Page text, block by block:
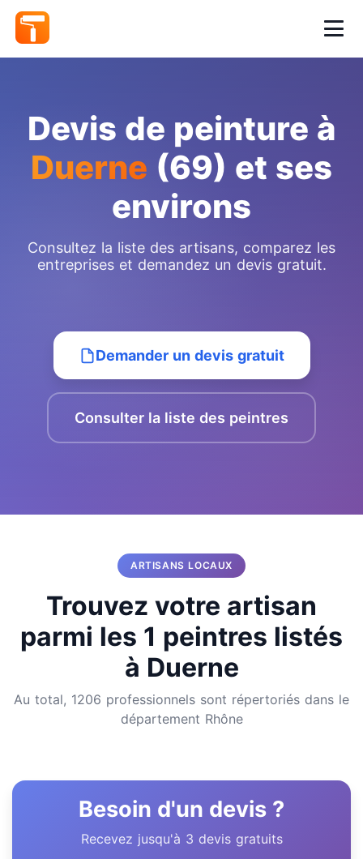
Devis de peinture à
Duerne (69) et ses
environs
Consultez la liste des artisans, comparez les
entreprises et demandez un devis gratuit.
Demander un devis gratuit
Consulter la liste des peintres
ARTISANS LOCAUX
Trouvez votre artisan
parmi les 1 peintres listés
à Duerne
Au total, 1206 professionnels sont répertoriés dans le
département Rhône
Besoin d'un devis ?
Recevez jusqu'à 3 devis gratuits